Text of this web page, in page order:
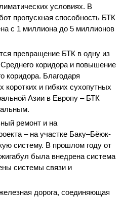
условиях. В
пропускная способность БТК
с 1 миллиона до 5 миллионов
превращение БТК в одну из
коридора и повышение
коридора. Благодаря
и гибких сухопутных
Азии в Европу – БТК
ремонт и на
– на участке Баку–Бёюк-
систему. В прошлом году от
была внедрена система
системы связи и
дорога, соединяющая